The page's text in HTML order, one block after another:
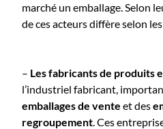
marché un emballage.​ Selon
de ces acteurs diffère selon
– Lesfabricants de produits
l’industriel fabricant,
emballages de vente ​​​​et des ​​​
regroupement​. ​Ces